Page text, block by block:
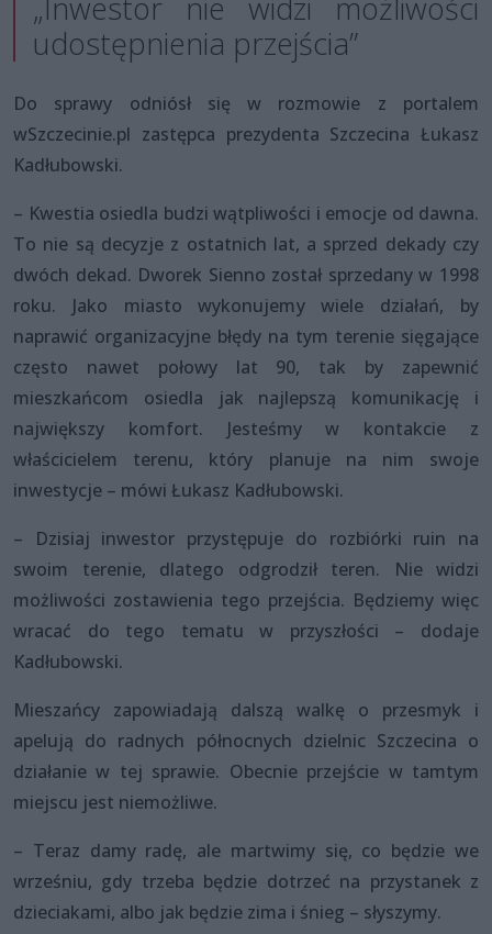
„Inwestor nie widzi możliwości
udostępnienia przejścia”
Do sprawy odniósł się w rozmowie z portalem
wSzczecinie.pl zastępca prezydenta Szczecina Łukasz
Kadłubowski.
– Kwestia osiedla budzi wątpliwości i emocje od dawna.
To nie są decyzje z ostatnich lat, a sprzed dekady czy
dwóch dekad. Dworek Sienno został sprzedany w 1998
roku. Jako miasto wykonujemy wiele działań, by
naprawić organizacyjne błędy na tym terenie sięgające
często nawet połowy lat 90, tak by zapewnić
mieszkańcom osiedla jak najlepszą komunikację i
największy komfort. Jesteśmy w kontakcie z
właścicielem terenu, który planuje na nim swoje
inwestycje – mówi Łukasz Kadłubowski.
– Dzisiaj inwestor przystępuje do rozbiórki ruin na
swoim terenie, dlatego odgrodził teren. Nie widzi
możliwości zostawienia tego przejścia. Będziemy więc
wracać do tego tematu w przyszłości – dodaje
Kadłubowski.
Mieszańcy zapowiadają dalszą walkę o przesmyk i
apelują do radnych północnych dzielnic Szczecina o
działanie w tej sprawie. Obecnie przejście w tamtym
miejscu jest niemożliwe.
– Teraz damy radę, ale martwimy się, co będzie we
wrześniu, gdy trzeba będzie dotrzeć na przystanek z
dzieciakami, albo jak będzie zima i śnieg – słyszymy.